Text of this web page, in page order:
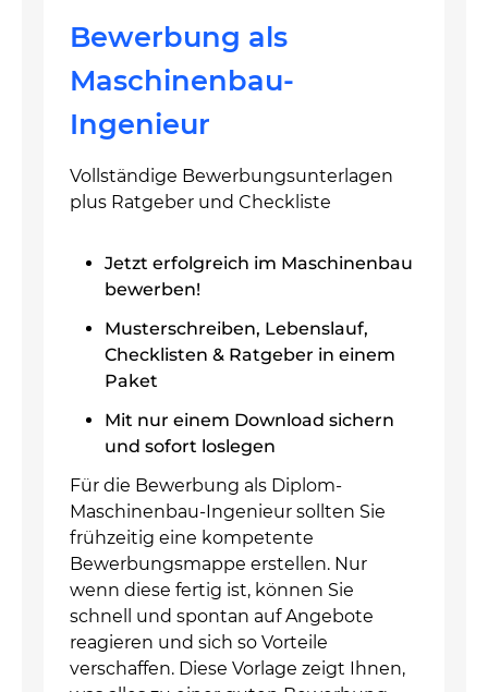
Bewerbung als
Maschinenbau-
Ingenieur
Vollständige Bewerbungsunterlagen
plus Ratgeber und Checkliste
Jetzt erfolgreich im Maschinenbau
bewerben!
Musterschreiben, Lebenslauf,
Checklisten & Ratgeber in einem
Paket
Mit nur einem Download sichern
und sofort loslegen
Für die Bewerbung als Diplom-
Maschinenbau-Ingenieur sollten Sie
frühzeitig eine kompetente
Bewerbungsmappe erstellen. Nur
wenn diese fertig ist, können Sie
schnell und spontan auf Angebote
reagieren und sich so Vorteile
verschaffen. Diese Vorlage zeigt Ihnen,